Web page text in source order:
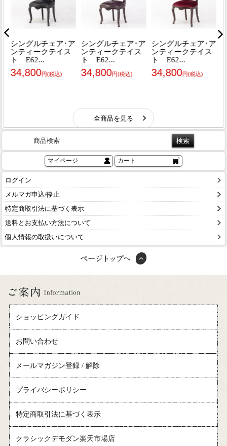
商品検索
マイページ カート
ログイン
メルマガ申込/停止
特定商取引法に基づく表示
送料とお支払い方法について
個人情報の取扱いについて
ショッピングガイド
お問い合わせ
メールマガジン登録 / 解除
プライバシーポリシー
特定商取引法に基づく表示
クラシックデモダン楽天市場店